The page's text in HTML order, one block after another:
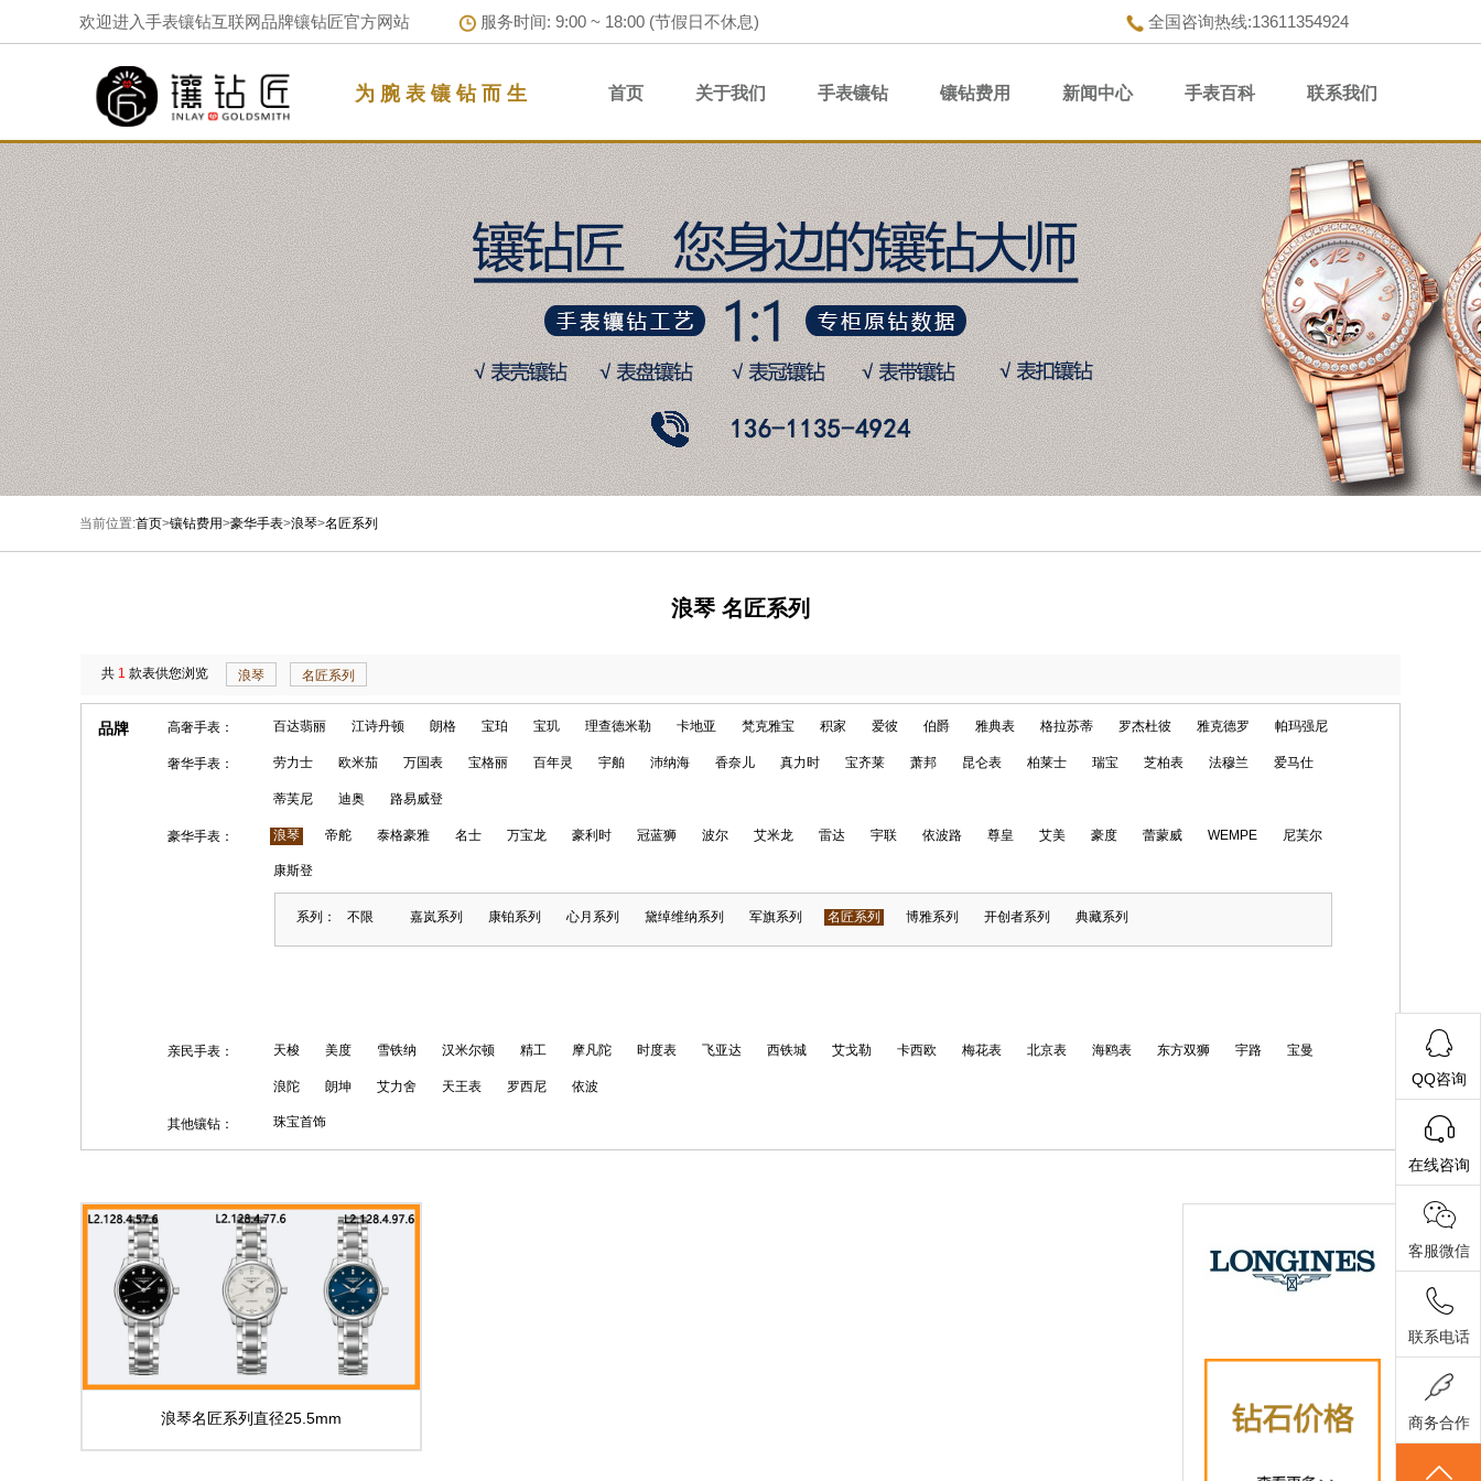
欢迎进入手表镶钻互联网品牌镶钻匠官方网站 服务时间: 9:00 ~ 18:00 (节假日不休息) 全国咨询热线:13611354924
为 腕 表 镶 钻 而 生 首页 关于我们 手表镶钻 镶钻费用 新闻中心 手表百科 联系我们
当前位置:首页>镶钻费用>豪华手表>浪琴>名匠系列
浪琴 名匠系列
共 1 款表供您浏览 浪琴 名匠系列
品牌 高奢手表： 百达翡丽 江诗丹顿 朗格 宝珀 宝玑 理查德米勒 卡地亚 梵克雅宝 积家 爱彼 伯爵 雅典表 格拉苏蒂 罗杰杜彼 雅克德罗 帕玛强尼
奢华手表： 劳力士 欧米茄 万国表 宝格丽 百年灵 宇舶 沛纳海 香奈儿 真力时 宝齐莱 萧邦 昆仑表 柏莱士 瑞宝 芝柏表 法穆兰 爱马仕
蒂芙尼 迪奥 路易威登
豪华手表： 浪琴
系列： 不限 嘉岚系列 康铂系列 心月系列 黛绰维纳系列 军旗系列 名匠系列 博雅系列 开创者系列 典藏系列
帝舵 泰格豪雅 名士 万宝龙 豪利时 冠蓝狮 波尔 艾米龙 雷达 宇联 依波路 尊皇 艾美 豪度 蕾蒙威 WEMPE 尼芙尔
康斯登
亲民手表： 天梭 美度 雪铁纳 汉米尔顿 精工 摩凡陀 时度表 飞亚达 西铁城 艾戈勒 卡西欧 梅花表 北京表 海鸥表 东方双狮 宇路 宝曼
浪陀 朗坤 艾力舍 天王表 罗西尼 依波
其他镶钻： 珠宝首饰
浪琴名匠系列直径25.5mm
QQ咨询
在线咨询
客服微信
联系电话
商务合作